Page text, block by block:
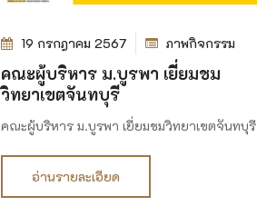
19 กรกฎาคม 2567 ภาพกิจกรรม
คณะผู้บริหาร ม.บูรพา เยี่ยมชม
วิทยาเขตจันทบุรี
คณะผู้บริหาร ม.บูรพา เยี่ยมชมวิทยาเขตจันทบุรี
อ่านรายละเอียด